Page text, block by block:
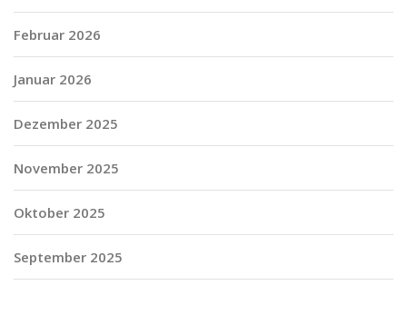
Februar 2026
Januar 2026
Dezember 2025
November 2025
Oktober 2025
September 2025